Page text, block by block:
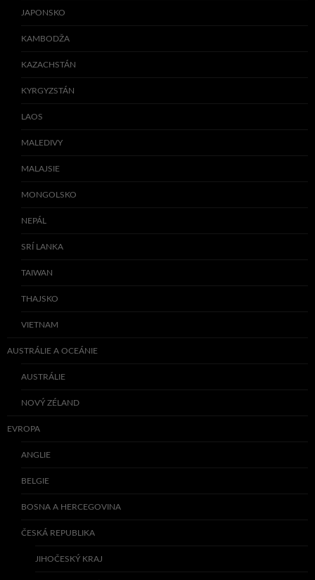
JAPONSKO
KAMBODŽA
KAZACHSTÁN
KYRGYZSTÁN
LAOS
MALEDIVY
MALAJSIE
MONGOLSKO
NEPÁL
SRÍ LANKA
TAIWAN
THAJSKO
VIETNAM
AUSTRÁLIE A OCEÁNIE
AUSTRÁLIE
NOVÝ ZÉLAND
EVROPA
ANGLIE
BELGIE
BOSNA A HERCEGOVINA
ČESKÁ REPUBLIKA
JIHOČESKÝ KRAJ